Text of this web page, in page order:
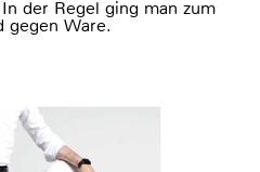
der Regel ging man zum
gegen Ware.